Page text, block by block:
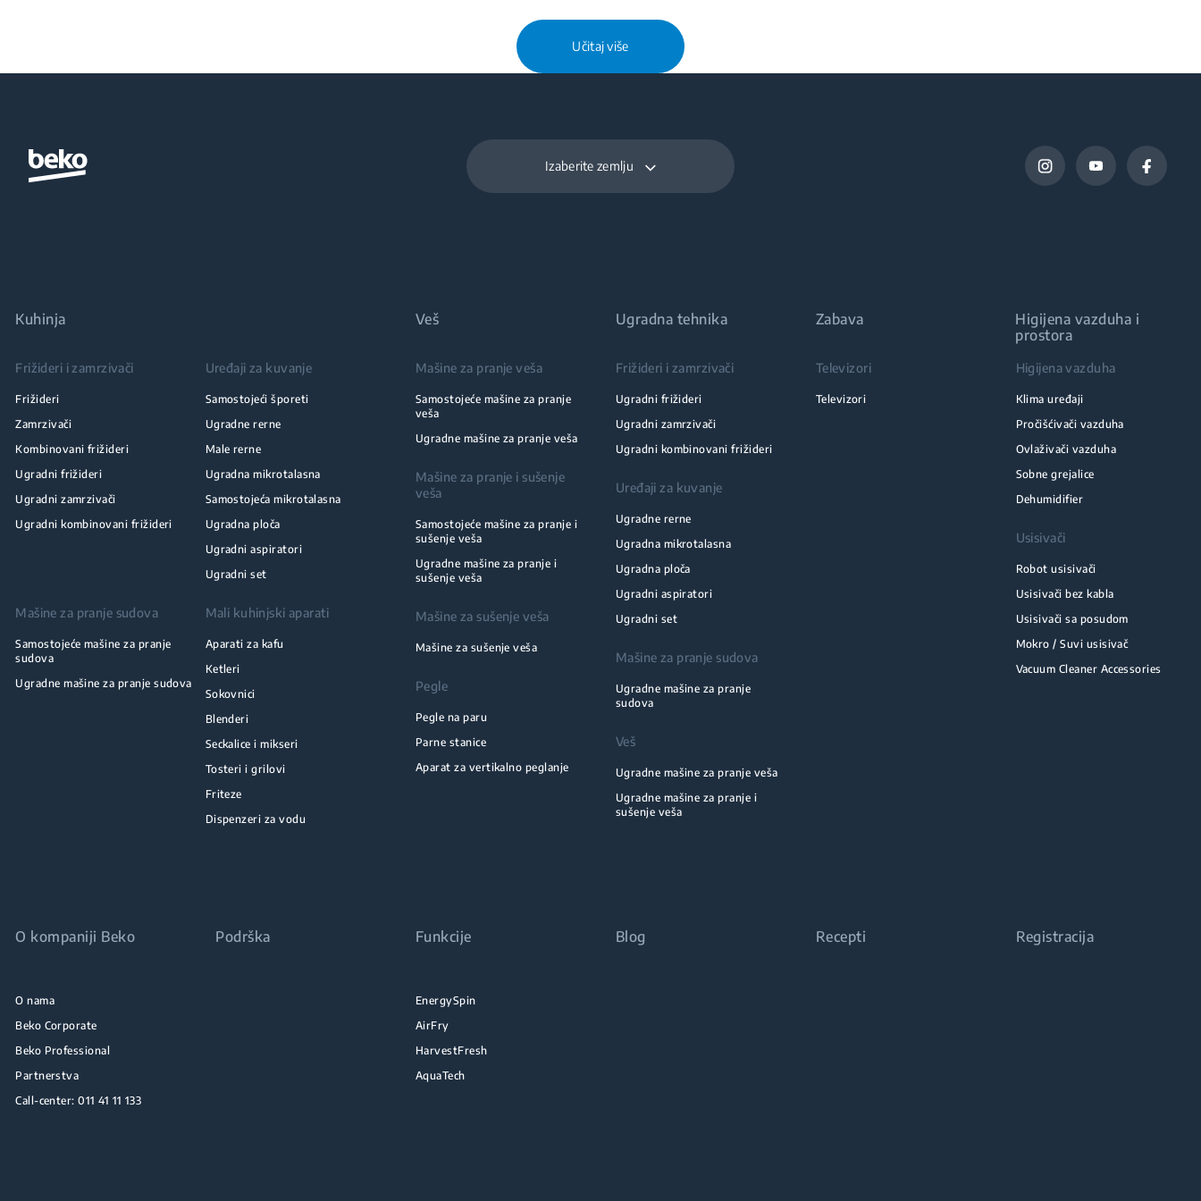
Učitaj više
Izaberite zemlju
Kuhinja
Frižideri i zamrzivači
Frižideri
Zamrzivači
Kombinovani frižideri
Ugradni frižideri
Ugradni zamrzivači
Ugradni kombinovani frižideri
Uređaji za kuvanje
Samostojeći šporeti
Ugradne rerne
Male rerne
Ugradna mikrotalasna
Samostojeća mikrotalasna
Ugradna ploča
Ugradni aspiratori
Ugradni set
Mašine za pranje sudova
Samostojeće mašine za pranje
sudova
Ugradne mašine za pranje sudova
Mali kuhinjski aparati
Aparati za kafu
Ketleri
Sokovnici
Blenderi
Seckalice i mikseri
Tosteri i grilovi
Friteze
Dispenzeri za vodu
Veš
Mašine za pranje veša
Samostojeće mašine za pranje
veša
Ugradne mašine za pranje veša
Mašine za pranje i sušenje
veša
Samostojeće mašine za pranje i
sušenje veša
Ugradne mašine za pranje i
sušenje veša
Mašine za sušenje veša
Mašine za sušenje veša
Pegle
Pegle na paru
Parne stanice
Aparat za vertikalno peglanje
Ugradna tehnika
Frižideri i zamrzivači
Ugradni frižideri
Ugradni zamrzivači
Ugradni kombinovani frižideri
Uređaji za kuvanje
Ugradne rerne
Ugradna mikrotalasna
Ugradna ploča
Ugradni aspiratori
Ugradni set
Mašine za pranje sudova
Ugradne mašine za pranje
sudova
Veš
Ugradne mašine za pranje veša
Ugradne mašine za pranje i
sušenje veša
Zabava
Televizori
Televizori
Higijena vazduha i
prostora
Higijena vazduha
Klima uređaji
Pročišćivači vazduha
Ovlaživači vazduha
Sobne grejalice
Dehumidifier
Usisivači
Robot usisivači
Usisivači bez kabla
Usisivači sa posudom
Mokro / Suvi usisivač
Vacuum Cleaner Accessories
O kompaniji Beko
O nama
Beko Corporate
Beko Professional
Partnerstva
Call-center: 011 41 11 133
Podrška Funkcije
EnergySpin
AirFry
HarvestFresh
AquaTech
Blog Recepti Registracija